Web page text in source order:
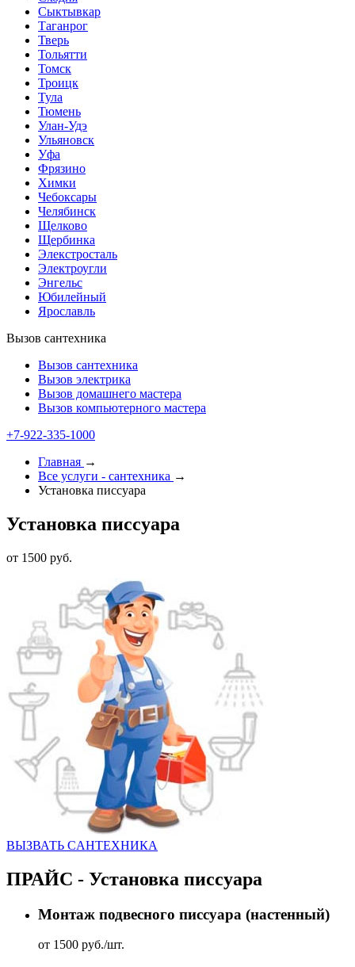
Сыктывкар
Таганрог
Тверь
Тольятти
Томск
Троицк
Тула
Тюмень
Улан-Удэ
Ульяновск
Уфа
Фрязино
Химки
Чебоксары
Челябинск
Щелково
Щербинка
Элекстросталь
Электроугли
Энгельс
Юбилейный
Ярославль
Вызов сантехника
Вызов сантехника
Вызов электрика
Вызов домашнего мастера
Вызов компьютерного мастера
+7-922-335-2000
Главная →
Все услуги - cантехника →
Установка писсуара
Установка писсуара
от 1500 руб.
ВЫЗВАТЬ CАНТЕХНИКА
ПРАЙС - Установка писсуара
Монтаж подвесного писсуара (настенный)
от 1500 руб./шт.